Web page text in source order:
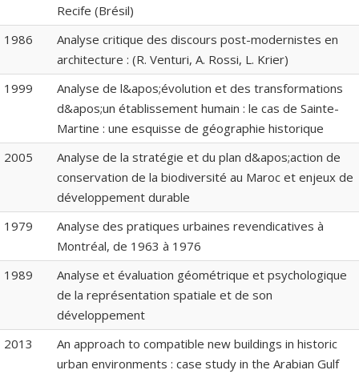
Recife (Brésil)
1986
Analyse critique des discours post-modernistes en
architecture : (R. Venturi, A. Rossi, L. Krier)
1999
Analyse de l&apos;évolution et des transformations
d&apos;un établissement humain : le cas de Sainte-
Martine : une esquisse de géographie historique
2005
Analyse de la stratégie et du plan d&apos;action de
conservation de la biodiversité au Maroc et enjeux de
développement durable
1979
Analyse des pratiques urbaines revendicatives à
Montréal, de 1963 à 1976
1989
Analyse et évaluation géométrique et psychologique
de la représentation spatiale et de son
développement
2013
An approach to compatible new buildings in historic
urban environments : case study in the Arabian Gulf